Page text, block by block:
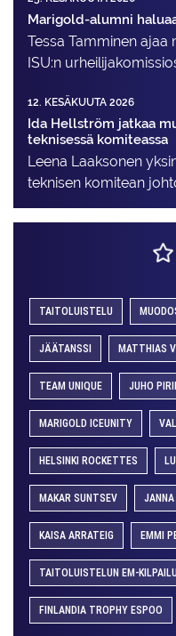
Marigold-alumni
Tessa Tamminen
ISU:n
12. KESÄKUUTA 2026
Ida Hellström jatkaa
teknisessä komiteassa
Leena Laaksonen
teknisen komitean
TAITOLUISTELU
JÄÄTANSSI MATTHIAS
TEAM UNIQUE JUHO
MARIGOLD ICEUNITY
HELSINKI ROCKETTES
MAKAR SUNTSEV JANNA
KAISA ARRATEIG EMMI
TAITOLUISTELUN EM-
FINLANDIA TROPHY ESPOO